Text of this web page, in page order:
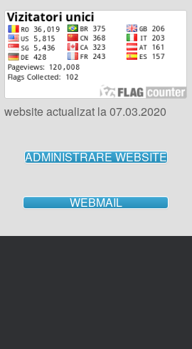
website actualizat la 07.03.2020
ADMINISTRARE WEBSITE
WEBMAIL